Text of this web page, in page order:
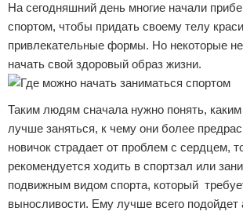
На сегодняшний день многие начали
спортом, чтобы придать своему телу
привлекательные формы. Но некоторые не
начать свой здоровый образ жизни.
Таким людям сначала нужно понять,
лучше заняться, к чему они более
новичок страдает от проблем с сердцем,
рекомендуется ходить в спортзал или
подвижным видом спорта, который
выносливости. Ему лучше всего подойдет